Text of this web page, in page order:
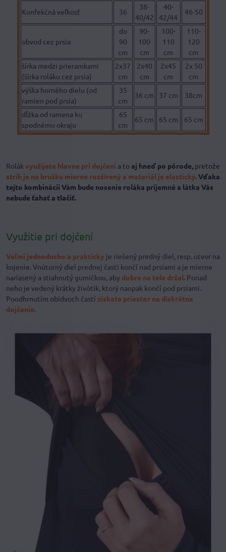
Konfekčná veľkosť 36
38-
40/42
40-
42/44
46-50
obvod cez prsia
do
90
cm
90-
100
cm
100-
110
cm
110-
120
cm
šírka medzi prieramkami
(šírka roláku cez prsia)
2x37
cm
2x40
cm
2x45
cm
2x 50
cm
výška horného dielu (od
ramien pod prsia)
35
cm
36 cm 37 cm 38cm
dĺžka od ramena ku
spodnému okraju
65
cm
65 cm 65 cm 65 cm
Rolák využijete hlavne pri dojčení a to aj hneď po pôrode, pretože
strih je na brušku mierne rozšírený a materiál je elastický.Vďaka
tejto kombinácii Vám bude nosenie roláka príjemné a látka Vás
nebude ťahať a tlačiť.
Využitie pri dojčení
Veľmi jednoducho a prakticky je riešený predný diel, resp. otvor na
kojenie. Vnútorný diel prednej časti končí nad prsiami a je mierne
nariasený a stiahnutý gumičkou, aby dobre na tele držal. Ponad
neho je vedený krátky živôtik, ktorý naopak končí pod prsiami.
Poodhrnutím obidvoch častí získate priestor na diskrétne
dojčenie.